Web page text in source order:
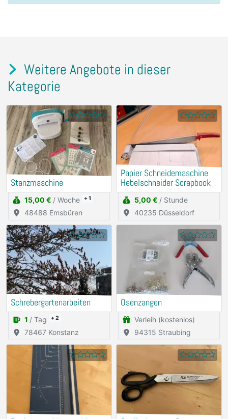
Weitere Angebote in dieser
Kategorie
Stanzmaschine
15,00 € / Woche + 1
48488 Emsbüren
Papier Schneidemaschine
Hebelschneider Scrapbook
5,00 € / Stunde
40235 Düsseldorf
Schrebergartenarbeiten
1 / Tag + 2
78467 Konstanz
Ösenzangen
Verleih (kostenlos)
94315 Straubing